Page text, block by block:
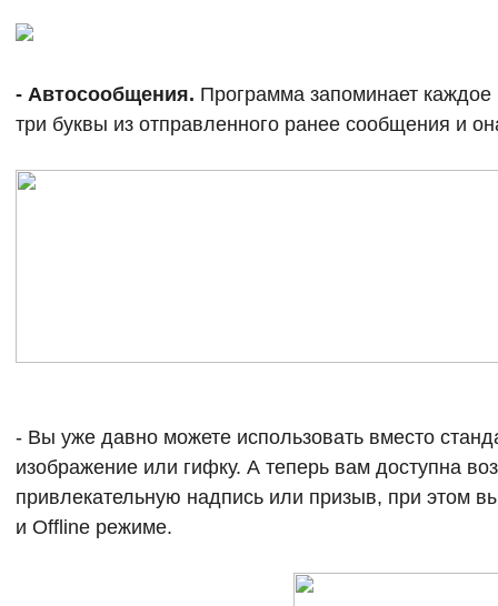
- Автосообщения. Программа запоминает
три буквы из отправленного ранее сообщения и
- Вы уже давно можете использовать вместо
изображение или гифку. А теперь вам доступна
привлекательную надпись или призыв, при этом
и Offline режиме.